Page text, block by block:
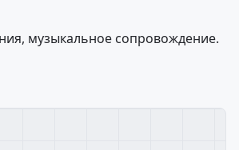
музыкальное сопровождение.